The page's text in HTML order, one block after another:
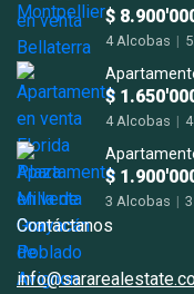
$
4 Alcobas |
$
4 Alcobas |
$
3 Alcobas |
Contáctanos